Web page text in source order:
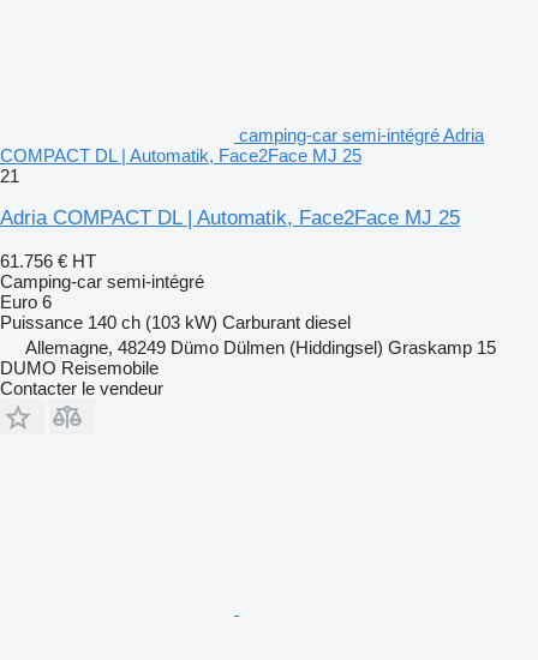
camping-car semi-intégré Adria
COMPACT DL | Automatik, Face2Face MJ 25
21
Adria COMPACT DL | Automatik, Face2Face MJ 25
61.756 € HT
Camping-car semi-intégré
Euro 6
Puissance 140 ch (103 kW) Carburant diesel
Allemagne, 48249 Dümo Dülmen (Hiddingsel) Graskamp 15
DUMO Reisemobile
Contacter le vendeur